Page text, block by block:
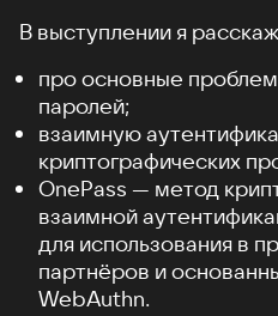
В выступлении я
про основные
паролей;
взаимную
криптографических
OnePass — метод
взаимной
для использования в
партнёров и
WebAuthn.